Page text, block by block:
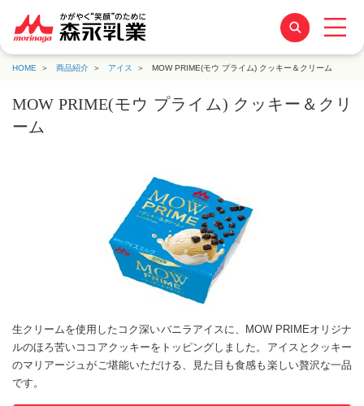
HOME 商品紹介 アイス MOW PRIME(モウ プライム) クッキー＆クリーム
MOW PRIME(モウ プライム) クッキー＆クリ
ーム
生クリームを使用したコク深いバニラアイスに、MOW PRIMEオリジナ
ルのほろ苦いココアクッキーをトッピングしました。アイスとクッキー
のマリアージュがご堪能いただける、見た目も食感も楽しい贅沢な一品
です。